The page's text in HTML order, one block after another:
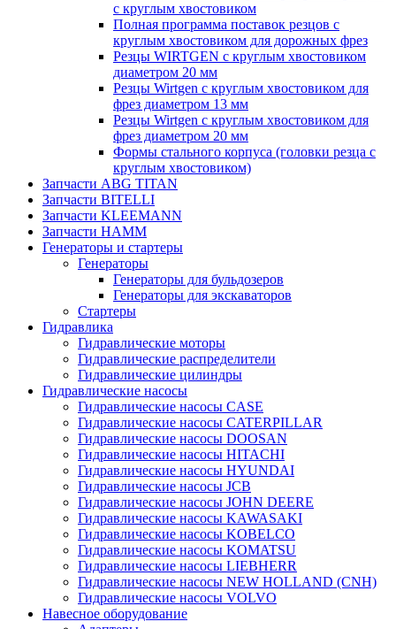
с круглым хвостовиком
Полная программа поставок резцов с
круглым хвостовиком для дорожных фрез
Резцы WIRTGEN с круглым хвостовиком
диаметром 20 мм
Резцы Wirtgen с круглым хвостовиком для
фрез диаметром 13 мм
Резцы Wirtgen с круглым хвостовиком для
фрез диаметром 20 мм
Формы стального корпуса (головки резца с
круглым хвостовиком)
Запчасти ABG TITAN
Запчасти BITELLI
Запчасти KLEEMANN
Запчасти HAMM
Генераторы и стартеры
Генераторы
Генераторы для бульдозеров
Генераторы для экскаваторов
Стартеры
Гидравлика
Гидравлические моторы
Гидравлические распределители
Гидравлические цилиндры
Гидравлические насосы
Гидравлические насосы CASE
Гидравлические насосы CATERPILLAR
Гидравлические насосы DOOSAN
Гидравлические насосы HITACHI
Гидравлические насосы HYUNDAI
Гидравлические насосы JCB
Гидравлические насосы JOHN DEERE
Гидравлические насосы KAWASAKI
Гидравлические насосы KOBELCO
Гидравлические насосы KOMATSU
Гидравлические насосы LIEBHERR
Гидравлические насосы NEW HOLLAND (CNH)
Гидравлические насосы VOLVO
Навесное оборудование